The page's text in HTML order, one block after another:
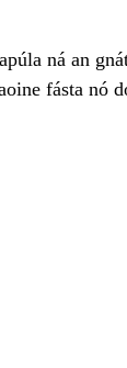
ná an
fásta nó